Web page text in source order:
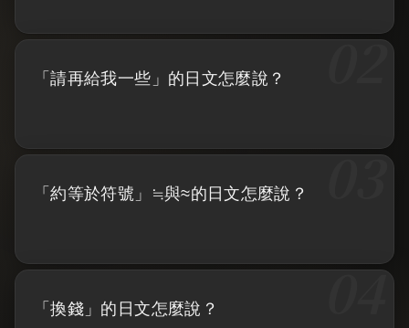
「請再給我一些」的日文怎麼說？
「約等於符號」≒與≈的日文怎麼說？
「換錢」的日文怎麼說？